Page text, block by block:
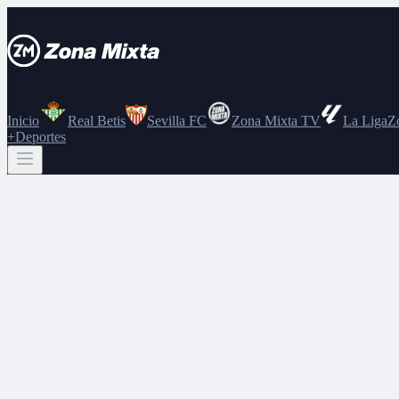
Inicio Real Betis Sevilla FC Zona Mixta TV La Liga
+Deportes